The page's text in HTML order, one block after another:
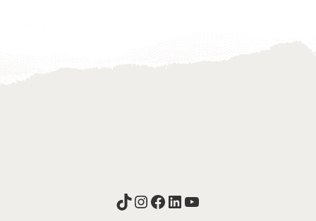
TikTok
Instagram
Facebook
LinkedIn
YouTube